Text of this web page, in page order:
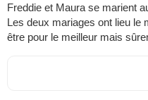
Freddie et Maura se marient
Les deux mariages ont lieu le
être pour le meilleur mais